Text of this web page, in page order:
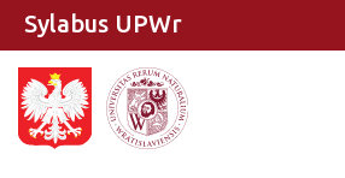
Sylabus UPWr